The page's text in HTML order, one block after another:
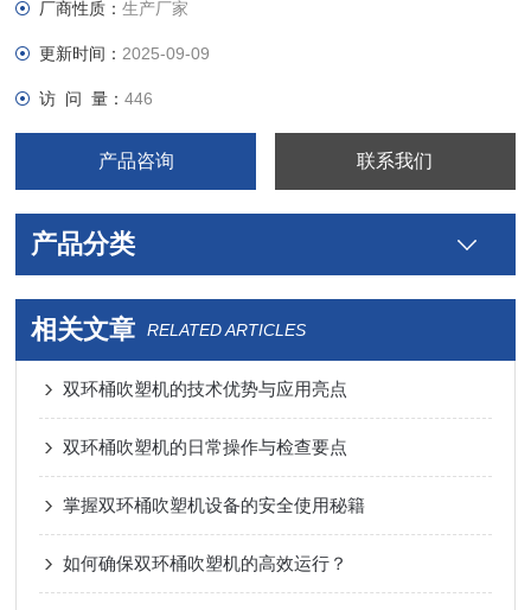
厂商性质：生产厂家
更新时间： 2025-09-09
访 问 量：446
产品咨询 联系我们
产品分类
相关文章 RELATED ARTICLES
双环桶吹塑机的技术优势与应用亮点
双环桶吹塑机的日常操作与检查要点
掌握双环桶吹塑机设备的安全使用秘籍
如何确保双环桶吹塑机的高效运行？